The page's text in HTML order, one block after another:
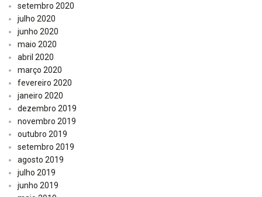
setembro 2020
julho 2020
junho 2020
maio 2020
abril 2020
março 2020
fevereiro 2020
janeiro 2020
dezembro 2019
novembro 2019
outubro 2019
setembro 2019
agosto 2019
julho 2019
junho 2019